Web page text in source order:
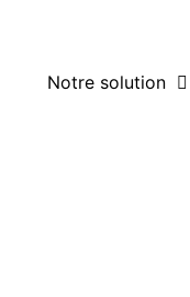
Notre solution